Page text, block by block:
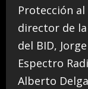
Protección
director de
del BID,
Espectro
Alberto